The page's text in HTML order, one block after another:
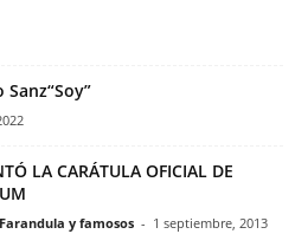
LA CARÁTULA OFICIAL DE
y famosos - 1 septiembre, 2013